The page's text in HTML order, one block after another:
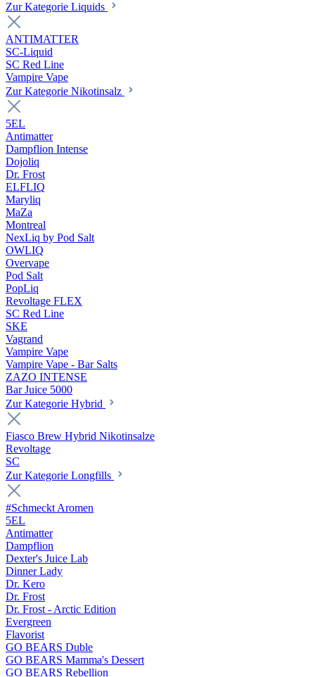
Zur Kategorie Liquids
ANTIMATTER
SC-Liquid
SC Red Line
Vampire Vape
Zur Kategorie Nikotinsalz
5EL
Antimatter
Dampflion Intense
Dojoliq
Dr. Frost
ELFLIQ
Maryliq
MaZa
Montreal
NexLiq by Pod Salt
OWLIQ
Overvape
Pod Salt
PopLiq
Revoltage FLEX
SC Red Line
SKE
Vagrand
Vampire Vape
Vampire Vape - Bar Salts
ZAZO INTENSE
Bar Juice 5000
Zur Kategorie Hybrid
Fiasco Brew Hybrid Nikotinsalze
Revoltage
SC
Zur Kategorie Longfills
#Schmeckt Aromen
5EL
Antimatter
Dampflion
Dexter's Juice Lab
Dinner Lady
Dr. Kero
Dr. Frost
Dr. Frost - Arctic Edition
Evergreen
Flavorist
GO BEARS Duble
GO BEARS Mamma's Dessert
GO BEARS Rebellion